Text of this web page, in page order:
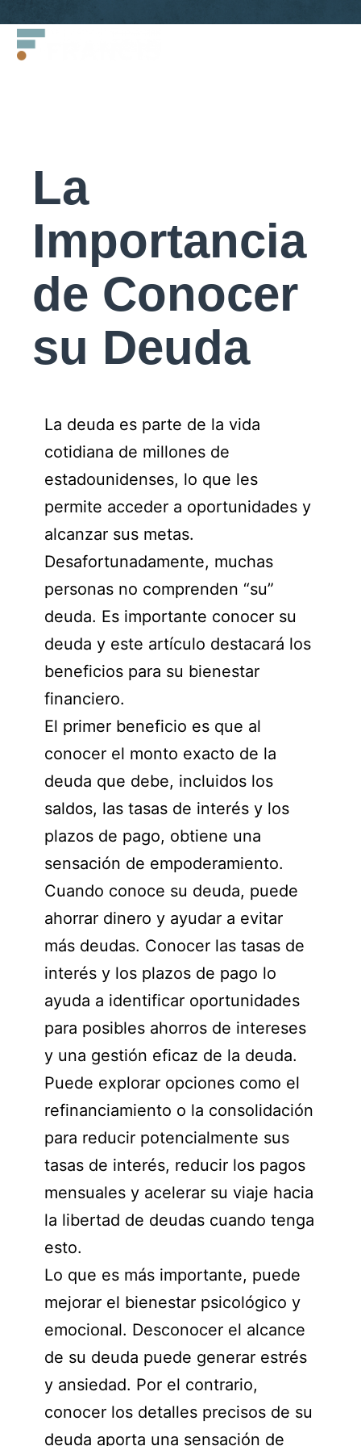
Francis
LLC.
La
Importancia
de Conocer
su Deuda
La deuda es parte de la vida
cotidiana de millones de
estadounidenses, lo que les
permite acceder a oportunidades y
alcanzar sus metas.
Desafortunadamente, muchas
personas no comprenden “su”
deuda. Es importante conocer su
deuda y este artículo destacará los
beneficios para su bienestar
financiero.
El primer beneficio es que al
conocer el monto exacto de la
deuda que debe, incluidos los
saldos, las tasas de interés y los
plazos de pago, obtiene una
sensación de empoderamiento.
Cuando conoce su deuda, puede
ahorrar dinero y ayudar a evitar
más deudas. Conocer las tasas de
interés y los plazos de pago lo
ayuda a identificar oportunidades
para posibles ahorros de intereses
y una gestión eficaz de la deuda.
Puede explorar opciones como el
refinanciamiento o la consolidación
para reducir potencialmente sus
tasas de interés, reducir los pagos
mensuales y acelerar su viaje hacia
la libertad de deudas cuando tenga
esto.
Lo que es más importante, puede
mejorar el bienestar psicológico y
emocional. Desconocer el alcance
de su deuda puede generar estrés
y ansiedad. Por el contrario,
conocer los detalles precisos de su
deuda aporta una sensación de